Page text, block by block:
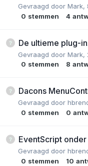
Gevraagd door Mark,
0 stemmen 4
De ultieme plug-
Gevraagd door Mark,
0 stemmen 8
Dacons
Gevraagd door
0 stemmen 0
EventScript onder
Gevraagd door
0 stemmen 10